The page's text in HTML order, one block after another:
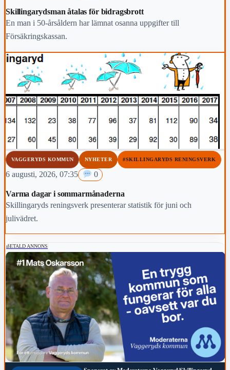
Skillingarydsman åtalas för bidragsbrott
En man i 50-årsåldern har lämnat osanna uppgifter till
Försäkringskassan.
VAGGERYDS KOMMUN NYHETER #SKILLINGARYDS RENINGSVERK
6 augusti, 2026, 07:35 0
Varma dagar i sommarmånaderna
Skillingaryds reningsverk presenterar statistik för juni och
julivädret.
BETALD ANNONS